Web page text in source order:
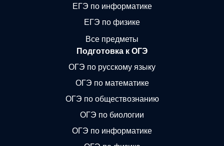
ЕГЭ по информатике
ЕГЭ по физике
Все предметы
Подготовка к ОГЭ
ОГЭ по русскому языку
ОГЭ по математике
ОГЭ по обществознанию
ОГЭ по биологии
ОГЭ по информатике